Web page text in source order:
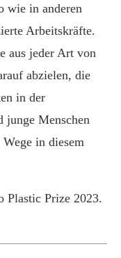
wie in anderen
Arbeitskräfte.
aus jeder Art von
abzielen, die
in der
junge Menschen
in diesem
Plastic Prize 2023.